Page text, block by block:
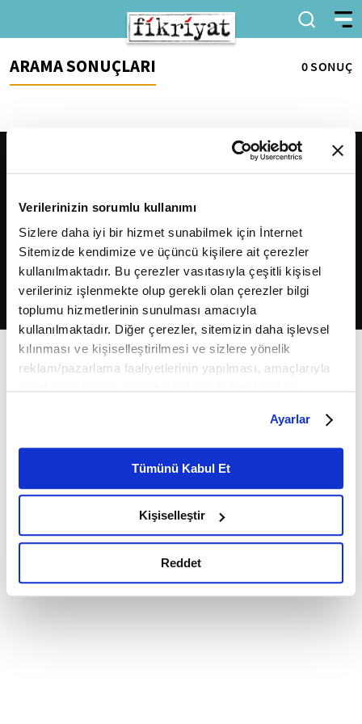
Verilerinizin sorumlu kullanımı
Sizlere daha iyi bir hizmet sunabilmek için İnternet
Sitemizde kendimize ve üçüncü kişilere ait çerezler
kullanılmaktadır. Bu çerezler vasıtasıyla çeşitli kişisel
verileriniz işlenmekte olup gerekli olan çerezler bilgi
toplumu hizmetlerinin sunulması amacıyla
kullanılmaktadır. Diğer çerezler, sitemizin daha işlevsel
kılınması ve kişiselleştirilmesi ve sizlere yönelik
reklam/pazarlama faaliyetlerinin yapılması, amaçlarıyla
belirleyebilirsiniz. Çerezlere ilişkin detaylı bilgi için
Ayarlar butonuna tıklayabilir,Çerez Bilgilendirme
Metnimizi ziyaret edebilirsiniz.
6698 sayılı Kişisel Verilerin Korunması Kanunu uyarınca
okumak ve sitemizi ziyaretiniz kapsamında
gerçekleştirilen veri işleme faaliyetleri ile ilgili daha
detaylı bilgi almak için lütfentıklayınız.
Ayarlar
Tümünü Kabul Et
Kişiselleştir
Reddet
ARAMA SONUÇLARI 0 SONUÇ
2026Fikriyat. Tüm hakları saklıdır.